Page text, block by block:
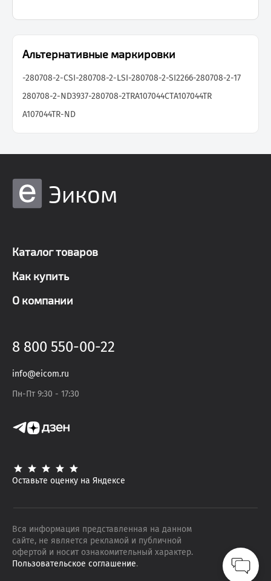
Альтернативные маркировки
-280708-2-CSI-280708-2-LSI-280708-2-SI2266-280708-2-17
280708-2-ND3937-280708-2TRA107044CTA107044TR
A107044TR-ND
Эиком
Каталог товаров
Как купить
О компании
8 800 550-00-22
info@eicom.ru
Пн-Пт 9:30 - 17:30
Оставьте оценку на Яндексе
Вся информация представленная на данном
сайте, не является рекламой и публичной
офертой и носит ознакомительный характер.
Пользовательское соглашение.